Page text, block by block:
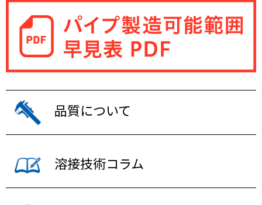
品質について
溶接技術コラム